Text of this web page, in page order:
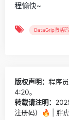
程愉快~
DataGrip激活码
版权声明： 程序
4:20。
转载请注明：
注册码）🔥 | 胖